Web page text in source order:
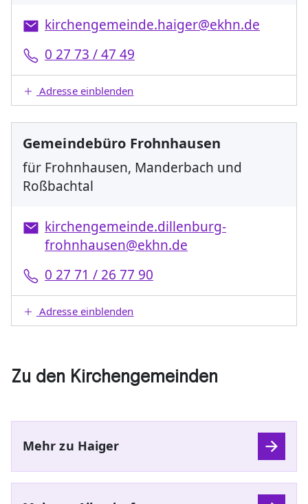
kirchengemeinde.haiger@ekhn.de
0 27 73 / 47 49
Adresse einblenden
Gemeindebüro Frohnhausen
für Frohnhausen, Manderbach und
Roßbachtal
kirchengemeinde.dillenburg-
frohnhausen@ekhn.de
0 27 71 / 26 77 90
Adresse einblenden
Zu den Kirchengemeinden
Mehr zu Haiger